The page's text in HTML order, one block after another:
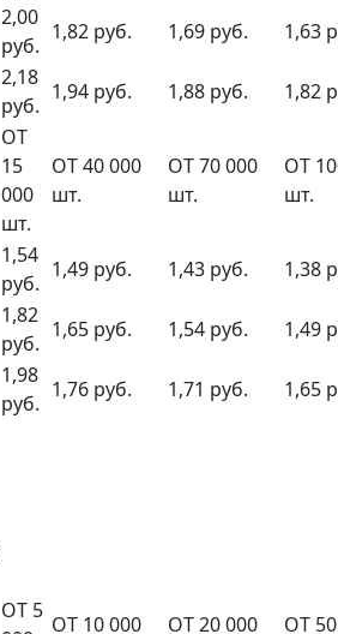
2,00
руб.
1,82 руб. 1,69 руб. 1,63
2,18
руб.
1,94 руб. 1,88 руб. 1,82
ОТ
15
000
шт.
ОТ 40 000
шт.
ОТ 70 000
шт.
ОТ
шт.
1,54
руб.
1,49 руб. 1,43 руб. 1,38
1,82
руб.
1,65 руб. 1,54 руб. 1,49
1,98
руб.
1,76 руб. 1,71 руб.
1,65
ОТ 5
ОТ 10 000
ОТ 20 000
ОТ